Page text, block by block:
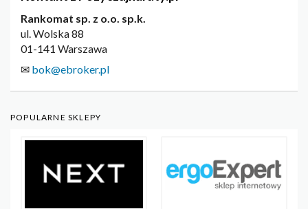
Rankomat sp. z o.o. sp.k.
ul. Wolska 88
01-141 Warszawa
✉ bok@ebroker.pl
POPULARNE SKLEPY